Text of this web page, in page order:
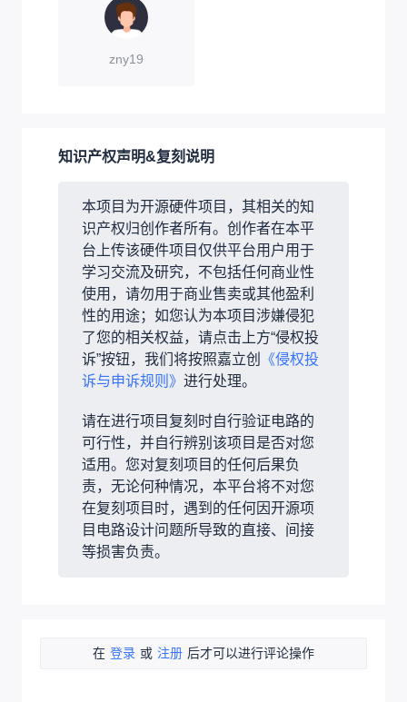
zny19
知识产权声明&复刻说明
本项目为开源硬件项目，其相关的知
识产权归创作者所有。创作者在本平
台上传该硬件项目仅供平台用户用于
学习交流及研究，不包括任何商业性
使用，请勿用于商业售卖或其他盈利
性的用途；如您认为本项目涉嫌侵犯
了您的相关权益，请点击上方“侵权投
诉”按钮，我们将按照嘉立创
《侵权投
诉与申诉规则》 进行处理。
请在进行项目复刻时自行验证电路的
可行性，并自行辨别该项目是否对您
适用。您对复刻项目的任何后果负
责，无论何种情况，本平台将不对您
在复刻项目时，遇到的任何因开源项
目电路设计问题所导致的直接、间接
等损害负责。
在 登录 或 注册 后才可以进行评论操作